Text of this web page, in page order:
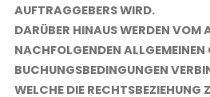
AUFTRAGGEBERS WIRD.
DARÜBER HINAUS WERDEN VOM
NACHFOLGENDEN
BUCHUNGSBEDINGUNGEN
WELCHE DIE RECHTSBEZIEHUNG